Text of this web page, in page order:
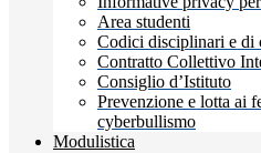
Area studenti
Codici disciplinari e di
Contratto Collettivo
Consiglio d’Istituto
Prevenzione e lotta ai
cyberbullismo
Modulistica